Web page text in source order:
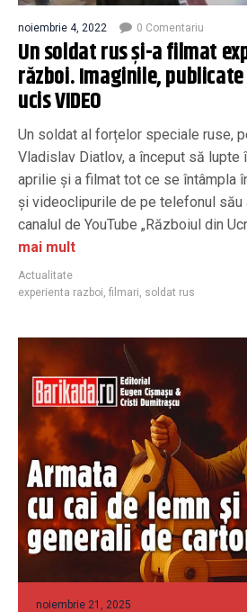
noiembrie 4, 2022 0 Comentariu
Un soldat rus și-a filmat
război. Imaginile,
ucis VIDEO
Un soldat al forțelor speciale ruse,
Vladislav Diatlov, a început să lupte
aprilie și a filmat tot ce se întâmpla
și videoclipurile de pe telefonul
canalul de YouTube „Războiul din
mai mult
Actualitate
experienta razboi filmari soldat rus
noiembrie 21, 2025